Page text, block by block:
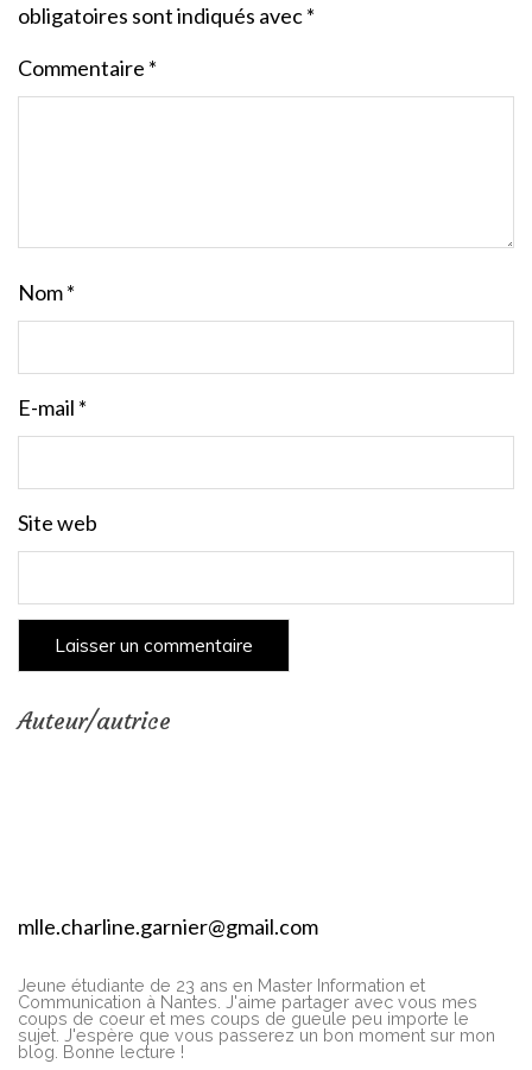
obligatoires sont indiqués avec*
Commentaire *
Nom*
E-mail *
Site web
Auteur/autrice
mlle.charline.garnier@gmail.com
Jeune étudiante de 23 ans en Master Information et
Communication à Nantes. J'aime partager avec vous mes
coups de coeur et mes coups de gueule peu importe le
sujet. J'espère que vous passerez un bon moment sur mon
blog. Bonne lecture !